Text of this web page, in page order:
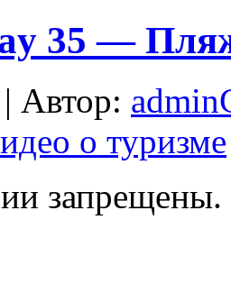
35 —
Автор:
о туризме
запрещены.